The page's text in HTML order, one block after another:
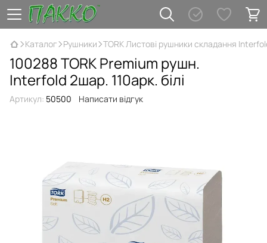
Каталог Рушники TORK Листові рушники складання
100288 TORK Premium рушн.
Interfold 2шар. 110арк. білі
Артикул: 50500 Написати відгук